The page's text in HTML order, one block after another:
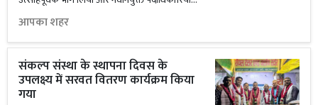
आपका शहर
संकल्प संस्था के स्थापना दिवस के
उपलक्ष्य में सरवत वितरण कार्यक्रम किया
गया